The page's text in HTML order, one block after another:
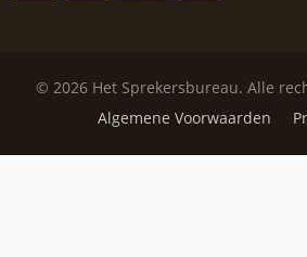
© 2026 Het Sprekersbureau. Alle
Algemene Voorwaarden